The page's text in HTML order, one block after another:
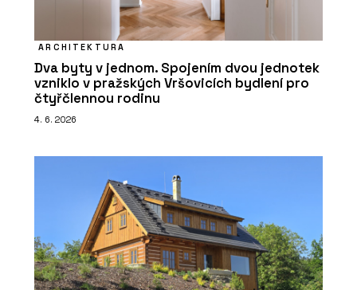
ARCHITEKTURA
Dva byty v jednom. Spojením dvou jednotek
vzniklo v pražských Vršovicích bydlení pro
čtyřčlennou rodinu
4. 6. 2026